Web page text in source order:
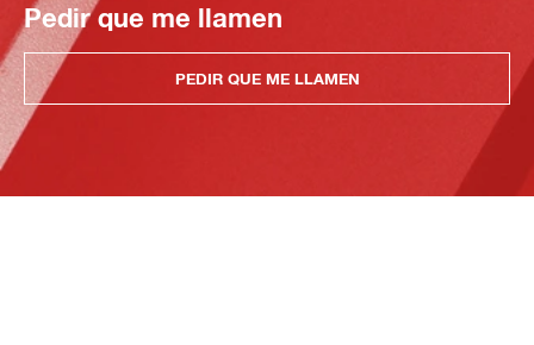
Pedir que me llamen
PEDIR QUE ME LLAMEN